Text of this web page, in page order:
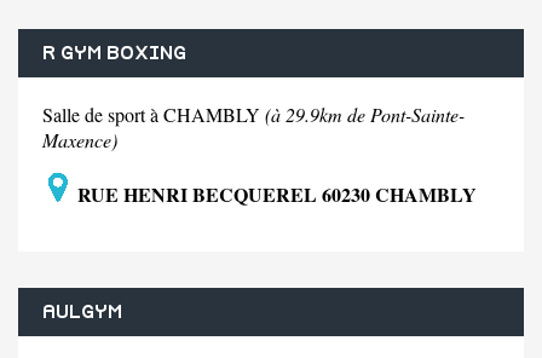
R GYM BOXING
Salle de sport à CHAMBLY (à 29.9km de Pont-Sainte-
Maxence)
RUE HENRI BECQUEREL 60230 CHAMBLY
AULGYM